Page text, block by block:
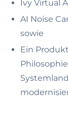
Ivy Virtual
AI Noise
sowie
Ein